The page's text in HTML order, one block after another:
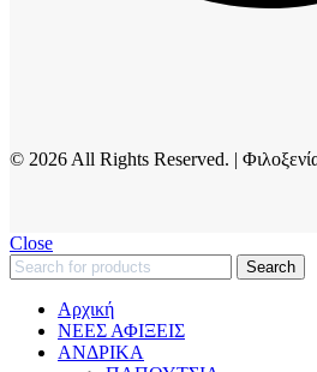
© 2026 All Rights Reserved. |
Close
Search
Αρχική
ΝΕΕΣ ΑΦΙΞΕΙΣ
AΝΔΡΙΚΑ